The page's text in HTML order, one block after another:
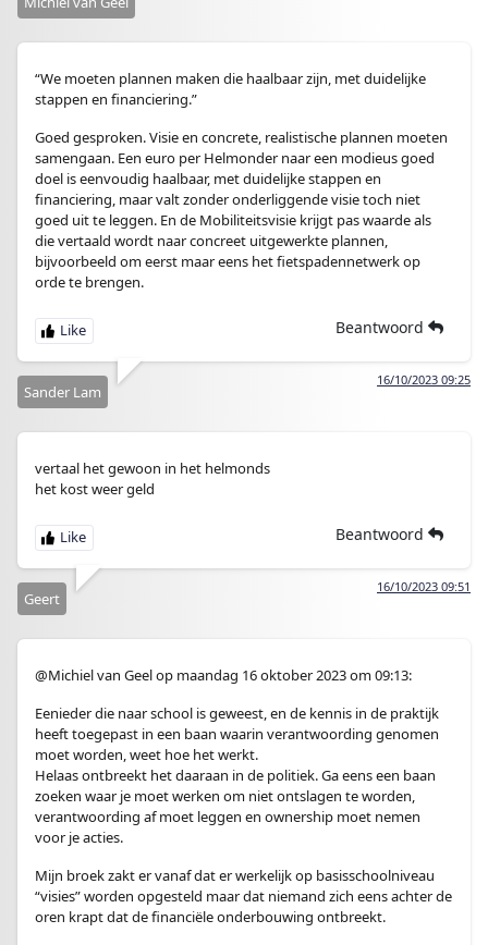
“We moeten plannen maken die haalbaar zijn, met duidelijke
stappen en financiering.”
Goed gesproken. Visie en concrete, realistische plannen moeten
samengaan. Een euro per Helmonder naar een modieus goed
doel is eenvoudig haalbaar, met duidelijke stappen en
financiering, maar valt zonder onderliggende visie toch niet
goed uit te leggen. En de Mobiliteitsvisie krijgt pas waarde als
die vertaald wordt naar concreet uitgewerkte plannen,
bijvoorbeeld om eerst maar eens het fietspadennetwerk op
orde te brengen.
Beantwoord
16/10/2023 09:25
Sander Lam
vertaal het gewoon in het helmonds
het kost weer geld
Beantwoord
16/10/2023 09:51
Geert
@Michiel van Geel op maandag 16 oktober 2023 om 09:13:
Eenieder die naar school is geweest, en de kennis in de praktijk
heeft toegepast in een baan waarin verantwoording genomen
moet worden, weet hoe het werkt.
Helaas ontbreekt het daaraan in de politiek. Ga eens een baan
zoeken waar je moet werken om niet ontslagen te worden,
verantwoording af moet leggen en ownership moet nemen
voor je acties.
Mijn broek zakt er vanaf dat er werkelijk op basisschoolniveau
“visies” worden opgesteld maar dat niemand zich eens achter de
oren krapt dat de financiële onderbouwing ontbreekt.